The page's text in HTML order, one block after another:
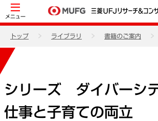
メニュー
トップ ライブラリ 書籍のご案内
シリーズ ダイバーシ
仕事と子育ての両立